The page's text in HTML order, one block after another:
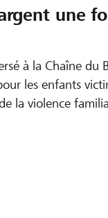
une
à la Chaîne
les enfants
la violence